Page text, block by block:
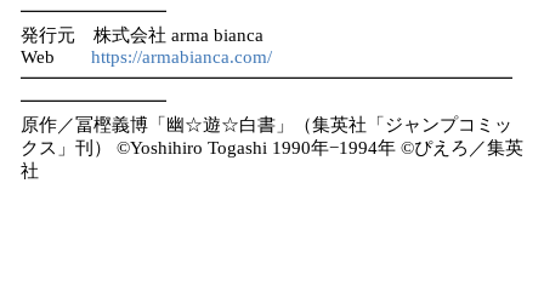
━━━━━━━━
発行元 株式会社 arma bianca
Web https://armabianca.com/
━━━━━━━━━━━━━━━━━━━━━━━━━━━
━━━━━━━━
原作／冨樫義博「幽☆遊☆白書」（集英社「ジャンプコミッ
クス」刊） ©Yoshihiro Togashi 1990年−1994年 ©ぴえろ／集英
社